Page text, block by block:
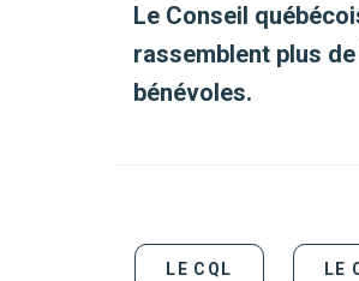
Le Conseil
rassemblent plus de
bénévoles.
LE CQL LE